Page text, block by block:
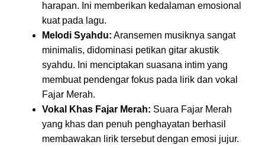
harapan. Ini memberikan kedalaman emosional
kuat pada lagu.
Melodi Syahdu: Aransemen musiknya sangat
minimalis, didominasi petikan gitar akustik
syahdu. Ini menciptakan suasana intim yang
membuat pendengar fokus pada lirik dan vokal
Fajar Merah.
Vokal Khas Fajar Merah: Suara Fajar Merah
yang khas dan penuh penghayatan berhasil
membawakan lirik tersebut dengan emosi jujur.